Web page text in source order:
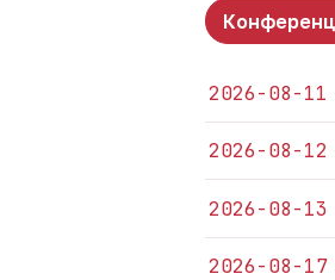
2026-08-
2026-08-
2026-08-13
2026-08-